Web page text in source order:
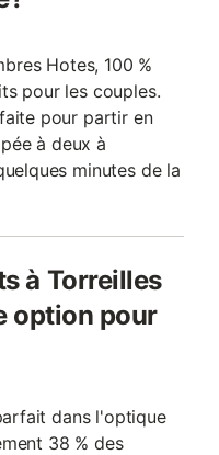
Hotes, 100 %
pour les couples.
pour partir en
à deux à
minutes de la
à Torreilles
option pour
dans l'optique
38 % des